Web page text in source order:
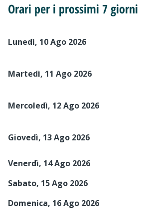
Orari per i prossimi 7 giorni
Lunedì, 10 Ago 2026
Martedì, 11 Ago 2026
Mercoledì, 12 Ago 2026
Giovedì, 13 Ago 2026
Venerdì, 14 Ago 2026
Sabato, 15 Ago 2026
Domenica, 16 Ago 2026